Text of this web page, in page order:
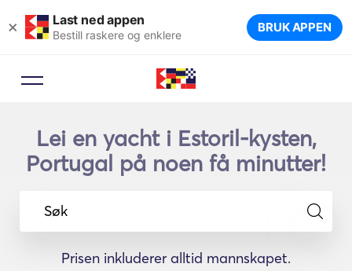
× Last ned appen
Bestill raskere og enklere BRUK APPEN
Lei en yacht i Estoril-kysten,
Portugal på noen få minutter!
Søk
Prisen inkluderer alltid mannskapet.